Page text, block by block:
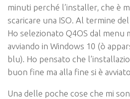
minuti perché l’installer, che è
scaricare una ISO. Al termine
Ho selezionato Q4OS dal menu
avviando in Windows 10 (ò
blu). Ho pensato che
buon fine ma alla fine si è
Una delle poche cose che mi